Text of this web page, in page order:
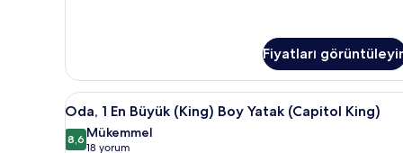
fotoğrafları
görün
Boy
Yatak,
Engellilere
Uygun
hakkında
daha
Fiyatları
Oda,
1
En
10
Oda, 1 En Büyük (King) Boy Yatak (Capitol King)
8,68,6 / 10
Mükemmel
18 yorum
(18